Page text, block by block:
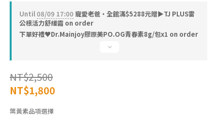
Until08/09 17:00 寵愛老爸・全館滿$5288元贈▶TJ PLUS雷
公根活力舒緩霜 on order
下單好禮♥︎Dr.Mainjoy膠原美PO.OG青春素8g/包x1 on order
NT$2,500
NT$1,800
葉黃素品項選擇